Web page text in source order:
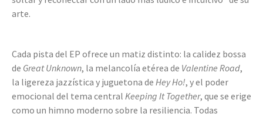
arte.
Cada pista del EP ofrece un matiz distinto: la calidez bossa
de Great Unknown, la melancolía etérea de Valentine Road,
la ligereza jazzística y juguetona de Hey Ho!, y el poder
emocional del tema central Keeping It Together, que se erige
como un himno moderno sobre la resiliencia. Todas